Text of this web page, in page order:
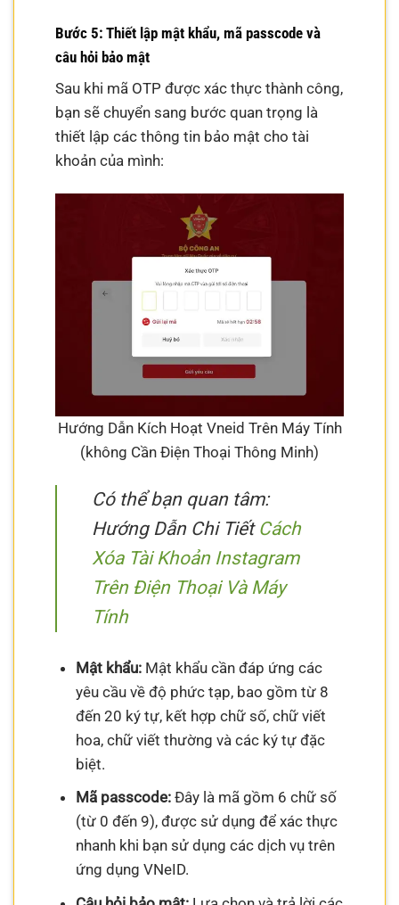
Bước 5: Thiết lập mật khẩu, mã passcode và
câu hỏi bảo mật
Sau khi mã OTP được xác thực thành công,
bạn sẽ chuyển sang bước quan trọng là
thiết lập các thông tin bảo mật cho tài
khoản của mình:
Hướng Dẫn Kích Hoạt Vneid Trên Máy Tính
(không Cần Điện Thoại Thông Minh)
Có thể bạn quan tâm:
Hướng Dẫn Chi Tiết Cách
Xóa Tài Khoản Instagram
Trên Điện Thoại Và Máy
Tính
Mật khẩu:Mật khẩu cần đáp ứng các
yêu cầu về độ phức tạp, bao gồm từ 8
đến 20 ký tự, kết hợp chữ số, chữ viết
hoa, chữ viết thường và các ký tự đặc
biệt.
Mã passcode:Đây là mã gồm 6 chữ số
(từ 0 đến 9), được sử dụng để xác thực
nhanh khi bạn sử dụng các dịch vụ trên
ứng dụng VNeID.